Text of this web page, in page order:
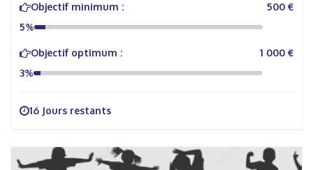
Objectif minimum :
500 €
5%
Objectif optimum :
1 000 €
3%
16 Jours restants